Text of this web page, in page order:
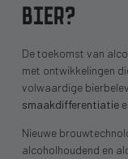
BIER?
De toekomst van
met ontwikkelingen
volwaardige
smaakdifferentiatie
Nieuwe
alcoholhoudend en